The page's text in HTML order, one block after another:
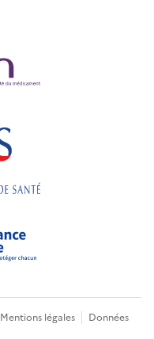
Mentions légales Données